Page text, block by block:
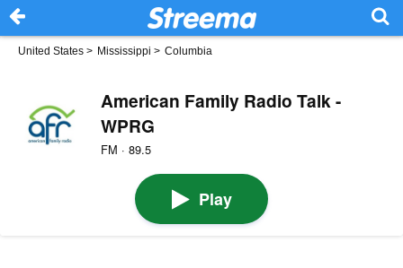
United States > Mississippi > Columbia
American Family Radio Talk -
WPRG
FM · 89.5
Play